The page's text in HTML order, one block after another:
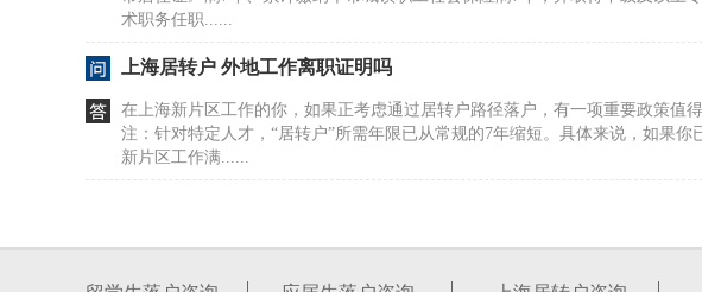
术职务任职......
上海居转户 外地工作离职证明吗
在上海新片区工作的你，如果正考虑通过居转户路径落户，有一项重要政策值
注：针对特定人才，“居转户”所需年限已从常规的7年缩短。具体来说，如果你
新片区工作满......
疫情期间的变动，确实给不少人的落户计划带来了不确定性。针对近期高频咨